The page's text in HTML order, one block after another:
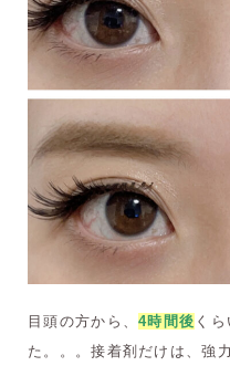
目頭の方から、4時間後 く
た。。。接着剤だけは、強